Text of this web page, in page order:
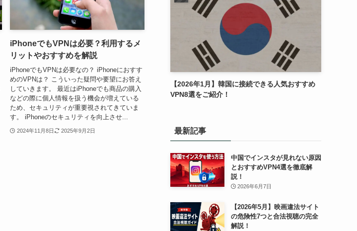
iPhoneでもVPNは必要？利用するメ
リットやおすすめを解説
iPhoneでもVPNは必要なの？ iPhoneにおすす
めのVPNは？ こういった疑問や要望にお答え
していきます。 最近はiPhoneでも商品の購入
などの際に個人情報を扱う機会が増えている
ため、セキュリティが重要視されてきていま
す。 iPhoneのセキュリティを向上させ...
2024年11月8日 2025年9月2日
【2026年1月】韓国に接続できる人気おすすめ
VPN8選をご紹介！
最新記事
中国でインスタが見れない原因
とおすすめVPN4選を徹底解
説！
2026年6月7日
【2026年5月】映画違法サイト
の危険性7つと合法視聴の完全
解説！